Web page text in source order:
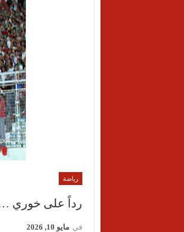
رياضة
رداً على خوري
في مايو 10, 2026